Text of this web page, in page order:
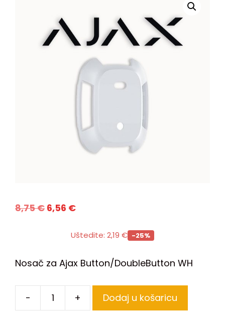
8,75€ 6,56 €
Uštedite: 2,19 € -25%
Nosač za Ajax Button/DoubleButton WH
- + Dodaj u košaricu